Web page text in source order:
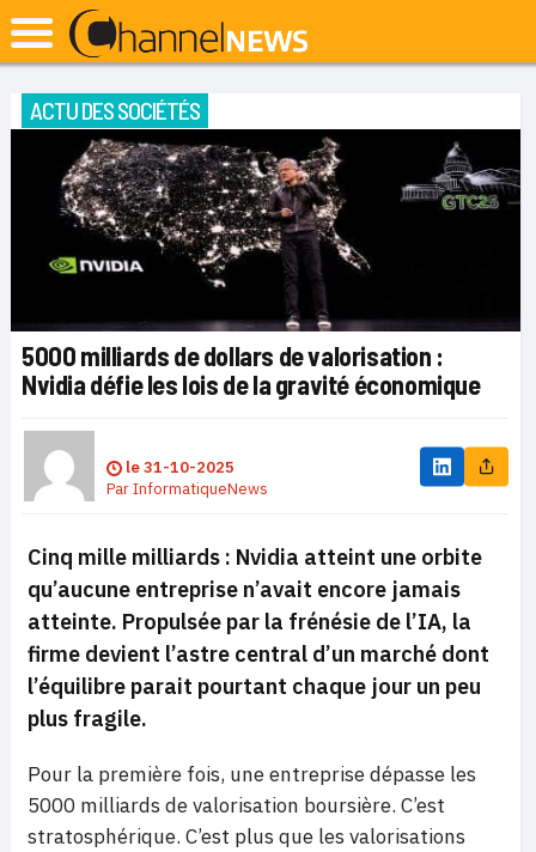
ACTU DES SOCIÉTÉS
5000 milliards de dollars de valorisation :
Nvidia défie les lois de la gravité économique
le31-10-2025
ParInformatiqueNews
Cinq mille milliards : Nvidia atteint une orbite
qu’aucune entreprise n’avait encore jamais
atteinte. Propulsée par la frénésie de l’IA, la
firme devient l’astre central d’un marché dont
l’équilibre parait pourtant chaque jour un peu
plus fragile.
Pour la première fois, une entreprise dépasse les
5000 milliards de valorisation boursière. C’est
stratosphérique. C’est plus que les valorisations